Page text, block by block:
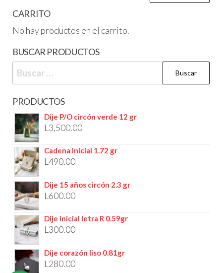
CARRITO
No hay productos en el carrito.
BUSCAR PRODUCTOS
PRODUCTOS
Dije P/O circón verde 12 gr
L 3,500.00
Cadena Inicial 1.72 gr
L 490.00
Dije 15 años circón 2.3 gr
L 600.00
Dije inicial letra R 0.59gr
L 300.00
Dije corazón liso 0.81gr
L 280.00